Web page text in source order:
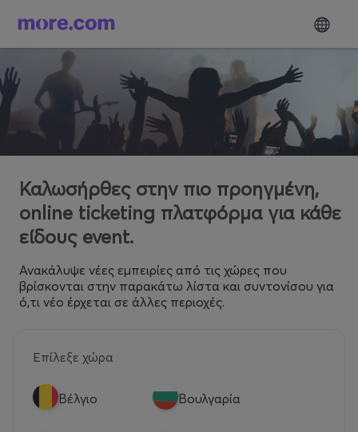
Καλωσήρθες στην πιο προηγμένη,
online ticketing πλατφόρμα για κάθε
είδους event.
Ανακάλυψε νέες εμπειρίες από τις χώρες που
βρίσκονται στην παρακάτω λίστα και συντονίσου για
ό,τι νέο έρχεται σε άλλες περιοχές.
Επίλεξε χώρα
Βέλγιο Βουλγαρία